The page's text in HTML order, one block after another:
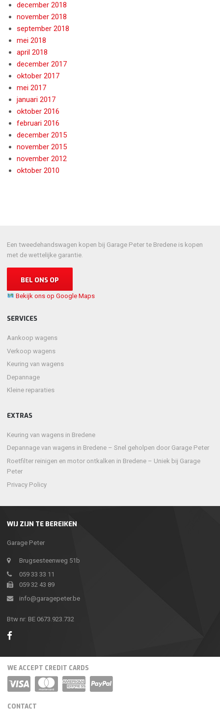
december 2018
november 2018
september 2018
mei 2018
april 2018
december 2017
oktober 2017
mei 2017
januari 2017
oktober 2016
februari 2016
december 2015
november 2015
november 2012
oktober 2010
WIJ ZIJN TE BEREIKEN
Garage Peter
Brugsesteenweg 51b
059 33 33 11
059 32 43 89
info@garagepeter.be
Btw nr: BE 0673.923.732
Een tweedehandswagen kopen bij Garage Peter te Bredene is kopen
met de wettelijke garantie.
BEL ONS OP
Bekijk ons op Google Maps
SERVICES
Aankoop wagens
Verkoop wagens
Keuring van wagens
Depannage
Kleine reparaties
EXTRAS
Keuring van wagens in Bredene
Depannage van wagens in Bredene – Snel geholpen door Garage Peter
Roetfilter reinigen en motor ontkalken in Bredene – Uniek bij Garage
Peter
Privacy Policy
WE ACCEPT CREDIT CARDS
CONTACT